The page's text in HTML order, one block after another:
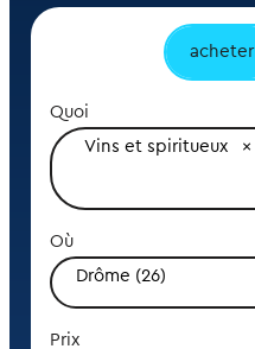
acheter
Quoi
Vins et spiritueux
Où
Drôme (26)
Prix